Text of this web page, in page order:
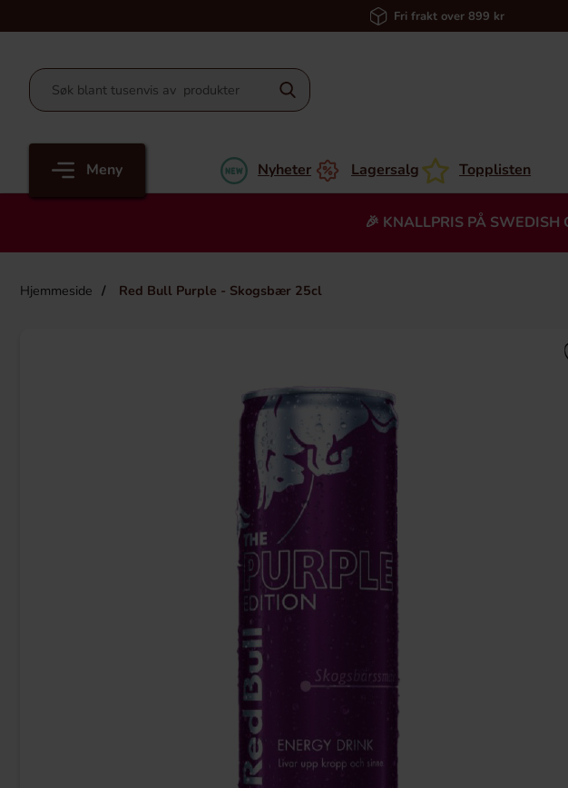
Fri frakt over 899 kr
Meny Nyheter Lagersalg Topplisten
🎉 KNALLPRIS PÅ
Hjemmeside Red Bull Purple - Skogsbær 25cl
Malaco Engelsk Konfekt 100g
9.90 kr
Köp